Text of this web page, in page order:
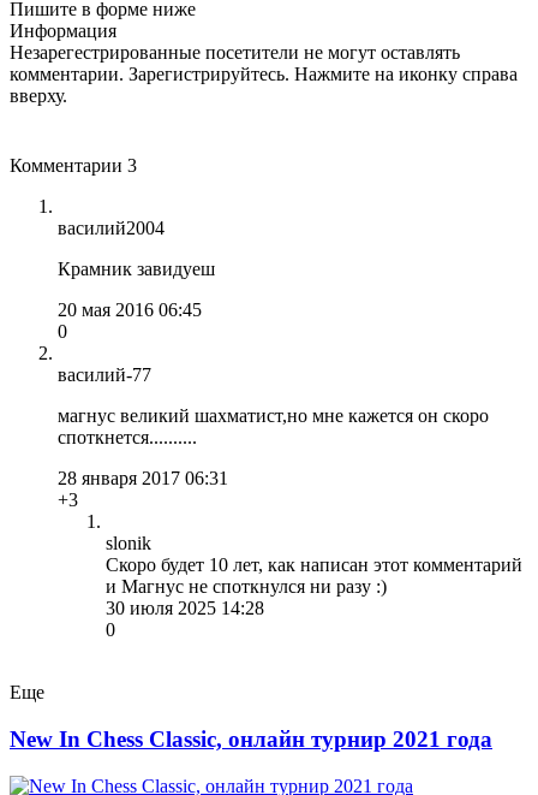
Пишите в форме ниже
Информация
Незарегестрированные посетители не могут оставлять
комментарии. Зарегистрируйтесь. Нажмите на иконку справа
вверху.
Комментарии 3
василий2004
Крамник завидуеш
20 мая 2016 06:45
0
василий-77
магнус великий шахматист,но мне кажется он скоро
споткнется..........
28 января 2017 06:31
+3
slonik
Скоро будет 10 лет, как написан этот комментарий
и Магнус не споткнулся ни разу :)
30 июля 2025 14:28
0
Еще
New In Chess Classic, онлайн турнир 2021 года